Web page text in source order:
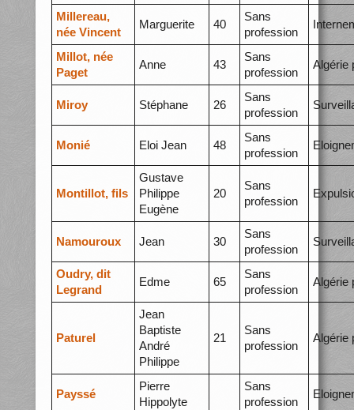
Millereau,
née Vincent
Marguerite 40
Sans
profession
Millot, née
Paget
Anne 43
Sans
profession
Algérie
Miroy Stéphane 26
Sans
profession
Monié Eloi Jean 48
Sans
profession
Montillot, fils
Gustave
Philippe
Eugène
20
Sans
profession
Namouroux Jean 30
Sans
profession
Oudry, dit
Legrand
Edme 65
Sans
profession
Algérie
Paturel
Jean
Baptiste
André
Philippe
21
Sans
profession
Algérie
Payssé
Pierre
Hippolyte
Sans
profession